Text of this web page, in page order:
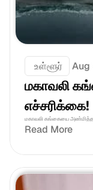
உள்ளூர் Aug
மகாவலி
எச்சரிக்கை!
மகாவலி கங்கையை அண்மித்த
Read More